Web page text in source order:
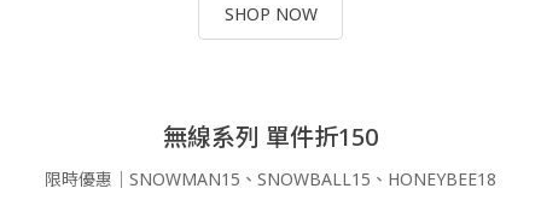
SHOP NOW
無線系列 單件折150
限時優惠｜SNOWMAN15、SNOWBALL15、HONEYBEE18